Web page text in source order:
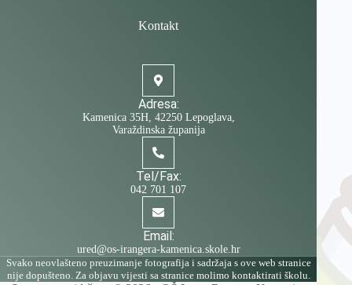
Kontakt
Adresa:
Kamenica 35H, 42250 Lepoglava,
Varaždinska županija
Tel/Fax:
042 701 107
Email:
ured@os-irangera-kamenica.skole.hr
Svako neovlašteno preuzimanje fotografija i sadržaja s ove web stranice
nije dopušteno. Za objavu vijesti sa stranice molimo kontaktirati školu.